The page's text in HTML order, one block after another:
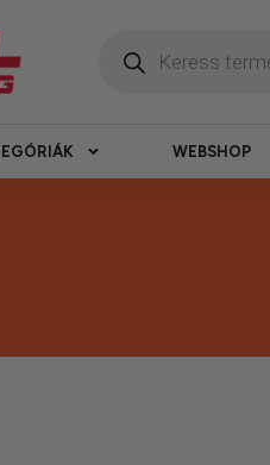
WEBSHOP